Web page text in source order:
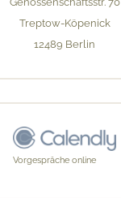
Treptow-Köpenick
12489 Berlin
Vorgespräche online